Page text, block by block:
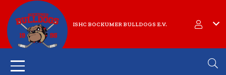
ISHC BOCKUMER BULLDOGS E.V.